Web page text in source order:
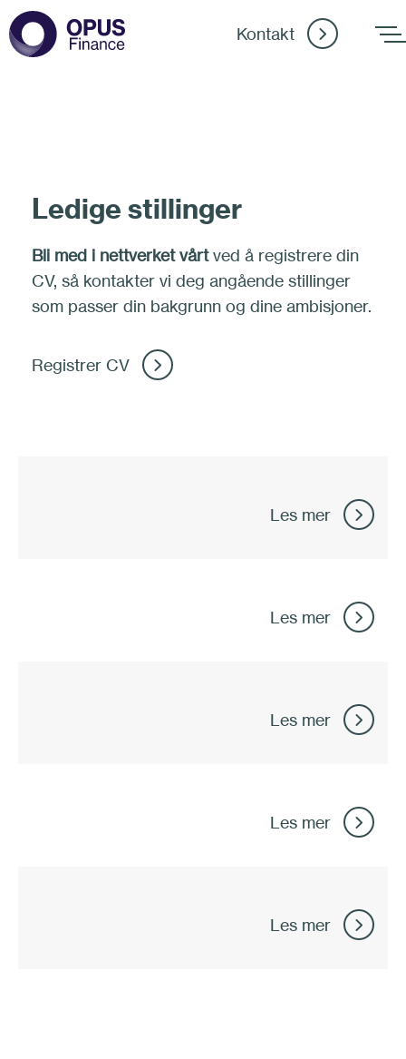
Kontakt
Ledige stillinger
Bli med i nettverket vårtved å registrere din
CV, så kontakter vi deg angående stillinger
som passer din bakgrunn og dine ambisjoner.
Registrer CV
Les mer
Les mer
Les mer
Les mer
Les mer